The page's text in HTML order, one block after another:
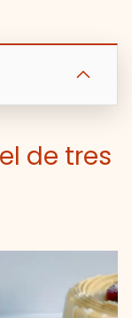
de tres